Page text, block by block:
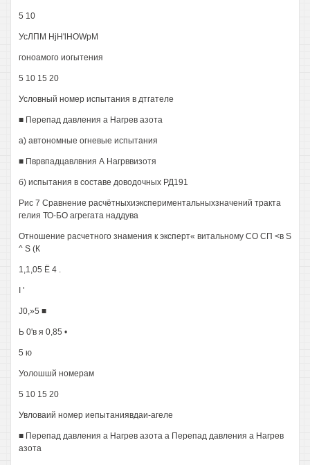
5 10
УсЛПМ HjH'lHOWpM
гоноамого иогытения
5 10 15 20
Условный номер испытания в дтгателе
■ Перепад давления а Нагрев азота
а) автономные огневые испытания
■ Пврвпадцавлвния А Нагрввизотя
б) испытания в составе доводочных РД191
Рис 7 Сравнение расчётныхиэкспериментальныхзначений тракта
гелия ТО-БО агрегата наддува
Отношение расчетного знамения к эксперт« витальному СО СП <в S
^ S (К
1,1,05 Ё 4 .
I '
J0,»5 ■
Ь 0'в я 0,85 •
5 ю
Уолошшй номерам
5 10 15 20
Увловаий номер иепытаниявдаи-агеле
■ Перепад давления а Нагрев азота а Перепад давления а Нагрев
азота